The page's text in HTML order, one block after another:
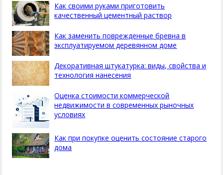
Как своими руками приготовить
качественный цементный раствор
Как заменить поврежденные бревна в
эксплуатируемом деревянном доме
Декоративная штукатурка: виды, свойства и
технология нанесения
Оценка стоимости коммерческой
недвижимости в современных рыночных
условиях
Как при покупке оценить состояние старого
дома